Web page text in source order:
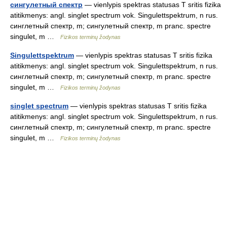
сингулетный спектр — vienlypis spektras statusas T sritis fizika
atitikmenys: angl. singlet spectrum vok. Singulettspektrum, n rus.
синглетный спектр, m; сингулетный спектр, m pranc. spectre
singulet, m …
Fizikos terminų žodynas
Singulettspektrum — vienlypis spektras statusas T sritis fizika
atitikmenys: angl. singlet spectrum vok. Singulettspektrum, n rus.
синглетный спектр, m; сингулетный спектр, m pranc. spectre
singulet, m …
Fizikos terminų žodynas
singlet spectrum — vienlypis spektras statusas T sritis fizika
atitikmenys: angl. singlet spectrum vok. Singulettspektrum, n rus.
синглетный спектр, m; сингулетный спектр, m pranc. spectre
singulet, m …
Fizikos terminų žodynas